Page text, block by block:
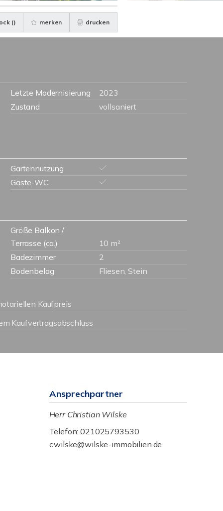
() merken drucken
Letzte Modernisierung
2023
Zustand
vollsaniert
Gartennutzung
Gäste-WC
Größe Balkon /
Terrasse (ca.)
10 m²
Badezimmer
2
Bodenbelag
Fliesen, Stein
Kaufpreis
Kaufvertragsabschluss
Ansprechpartner
Herr Christian Wilske
Telefon: 021025793530
c.wilske@wilske-immobilien.de